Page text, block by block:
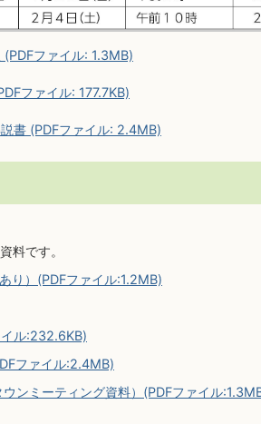
ファイル: 1.3MB)
ファイル: 177.7KB)
書 (PDFファイル: 2.4MB)
料です。
り）(PDFファイル:1.2MB)
ル:232.6KB)
ファイル:2.4MB)
ンミーティング資料）(PDFファイル